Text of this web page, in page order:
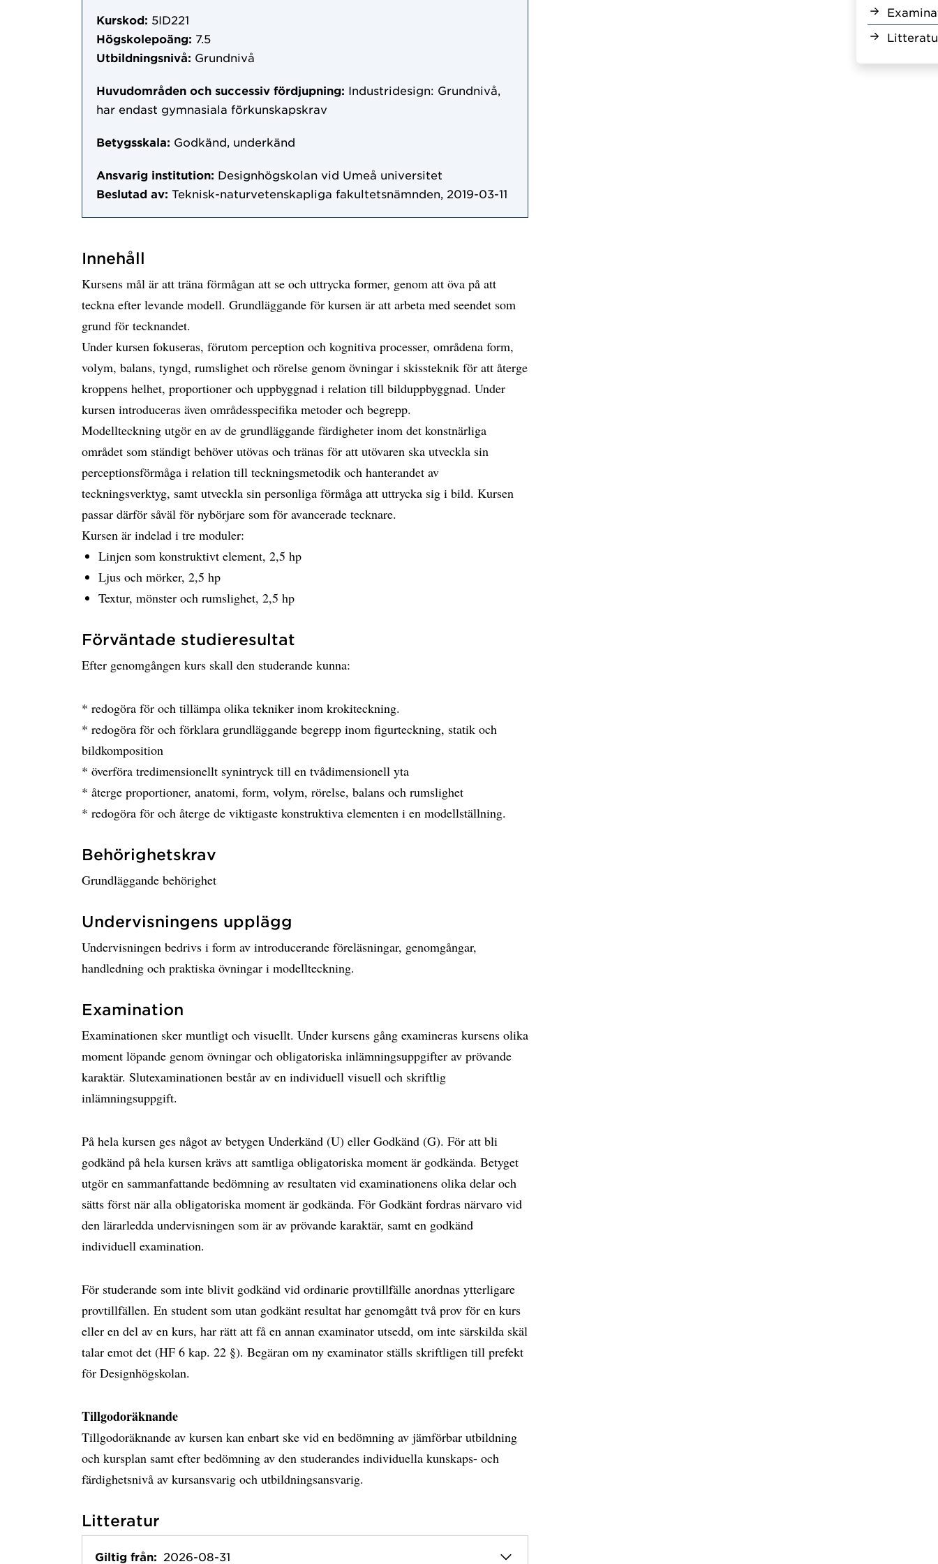
Kurskod: 5ID221
Högskolepoäng: 7.5
Utbildningsnivå: Grundnivå
Huvudområden och successiv fördjupning: Industridesign: Grundnivå,
har endast gymnasiala förkunskapskrav
Betygsskala: Godkänd, underkänd
Ansvarig institution: Designhögskolan vid Umeå universitet
Beslutad av: Teknisk-naturvetenskapliga fakultetsnämnden, 2019-03-11
Innehåll
Kursens mål är att träna förmågan att se och uttrycka former, genom att öva på att
teckna efter levande modell. Grundläggande för kursen är att arbeta med seendet som
grund för tecknandet.
Under kursen fokuseras, förutom perception och kognitiva processer, områdena form,
volym, balans, tyngd, rumslighet och rörelse genom övningar i skissteknik för att återge
kroppens helhet, proportioner och uppbyggnad i relation till bilduppbyggnad. Under
kursen introduceras även områdesspecifika metoder och begrepp.
Modellteckning utgör en av de grundläggande färdigheter inom det konstnärliga
området som ständigt behöver utövas och tränas för att utövaren ska utveckla sin
perceptionsförmåga i relation till teckningsmetodik och hanterandet av
teckningsverktyg, samt utveckla sin personliga förmåga att uttrycka sig i bild. Kursen
passar därför såväl för nybörjare som för avancerade tecknare.
Kursen är indelad i tre moduler:
Linjen som konstruktivt element, 2,5 hp
Ljus och mörker, 2,5 hp
Textur, mönster och rumslighet, 2,5 hp
Förväntade studieresultat
Efter genomgången kurs skall den studerande kunna:
* redogöra för och tillämpa olika tekniker inom krokiteckning.
* redogöra för och förklara grundläggande begrepp inom figurteckning, statik och
bildkomposition
* överföra tredimensionellt synintryck till en tvådimensionell yta
* återge proportioner, anatomi, form, volym, rörelse, balans och rumslighet
* redogöra för och återge de viktigaste konstruktiva elementen i en modellställning.
Behörighetskrav
Grundläggande behörighet
Undervisningens upplägg
Undervisningen bedrivs i form av introducerande föreläsningar, genomgångar,
handledning och praktiska övningar i modellteckning.
Examination
Examinationen sker muntligt och visuellt. Under kursens gång examineras kursens olika
moment löpande genom övningar och obligatoriska inlämningsuppgifter av prövande
karaktär. Slutexaminationen består av en individuell visuell och skriftlig
inlämningsuppgift.
På hela kursen ges något av betygen Underkänd (U) eller Godkänd (G). För att bli
godkänd på hela kursen krävs att samtliga obligatoriska moment är godkända. Betyget
utgör en sammanfattande bedömning av resultaten vid examinationens olika delar och
sätts först när alla obligatoriska moment är godkända. För Godkänt fordras närvaro vid
den lärarledda undervisningen som är av prövande karaktär, samt en godkänd
individuell examination.
För studerande som inte blivit godkänd vid ordinarie provtillfälle anordnas ytterligare
provtillfällen. En student som utan godkänt resultat har genomgått två prov för en kurs
eller en del av en kurs, har rätt att få en annan examinator utsedd, om inte särskilda skäl
talar emot det (HF 6 kap. 22 §). Begäran om ny examinator ställs skriftligen till prefekt
för Designhögskolan.
Tillgodoräknande
Tillgodoräknande av kursen kan enbart ske vid en bedömning av jämförbar utbildning
och kursplan samt efter bedömning av den studerandes individuella kunskaps- och
färdighetsnivå av kursansvarig och utbildningsansvarig.
Litteratur
Giltig från: 2026-08-31